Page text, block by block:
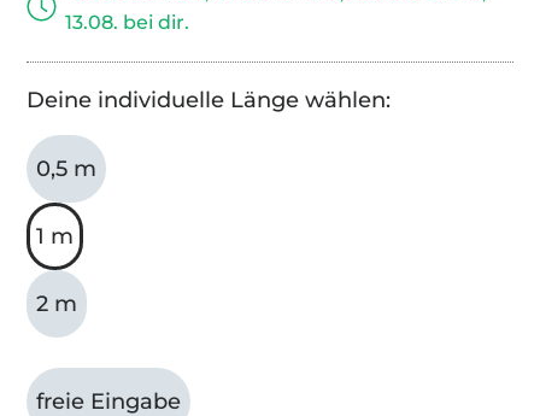
13.08. bei dir.
Deine individuelle Länge wählen:
0,5 m
1 m
2 m
freie Eingabe